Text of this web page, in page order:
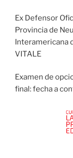
Ex Defensor
Provincia de
Interamericana
VITALE
Examen de
final: fecha a